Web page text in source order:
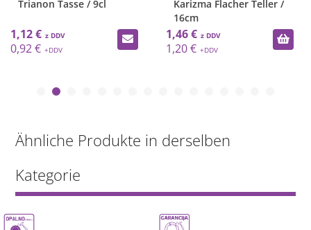
Trianon Tasse / 9cl
1,12 €
0,92 €
Karizma Flacher Teller /
16cm
1,46 €
1,20 €
Ähnliche Produkte in derselben
Kategorie